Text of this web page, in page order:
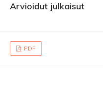
Arvioidut julkaisut
PDF